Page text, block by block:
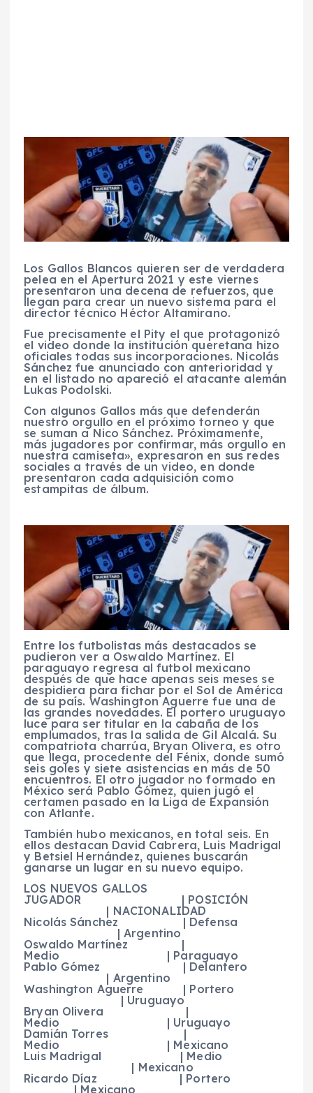
Los Gallos Blancos quieren ser de verdadera
pelea en el Apertura 2021 y este viernes
presentaron una decena de refuerzos, que
llegan para crear un nuevo sistema para el
director técnico Héctor Altamirano.
Fue precisamente el Pity el que protagonizó
el video donde la institución queretana hizo
oficiales todas sus incorporaciones. Nicolás
Sánchez fue anunciado con anterioridad y
en el listado no apareció el atacante alemán
Lukas Podolski.
Con algunos Gallos más que defenderán
nuestro orgullo en el próximo torneo y que
se suman a Nico Sánchez. Próximamente,
más jugadores por confirmar, más orgullo en
nuestra camiseta», expresaron en sus redes
sociales a través de un video, en donde
presentaron cada adquisición como
estampitas de álbum.
Entre los futbolistas más destacados se
pudieron ver a Oswaldo Martínez. El
paraguayo regresa al futbol mexicano
después de que hace apenas seis meses se
despidiera para fichar por el Sol de América
de su país. Washington Aguerre fue una de
las grandes novedades. El portero uruguayo
luce para ser titular en la cabaña de los
emplumados, tras la salida de Gil Alcalá. Su
compatriota charrúa, Bryan Olivera, es otro
que llega, procedente del Fénix, donde sumó
seis goles y siete asistencias en más de 50
encuentros. El otro jugador no formado en
México será Pablo Gómez, quien jugó el
certamen pasado en la Liga de Expansión
con Atlante.
También hubo mexicanos, en total seis. En
ellos destacan David Cabrera, Luis Madrigal
y Betsiel Hernández, quienes buscarán
ganarse un lugar en su nuevo equipo.
LOS NUEVOS GALLOS
JUGADOR | POSICIÓN
| NACIONALIDAD
Nicolás Sánchez | Defensa
| Argentino
Oswaldo Martínez |
Medio | Paraguayo
Pablo Gómez | Delantero
| Argentino
Washington Aguerre | Portero
| Uruguayo
Bryan Olivera |
Medio | Uruguayo
Damián Torres |
Medio | Mexicano
Luis Madrigal | Medio
| Mexicano
Ricardo Díaz | Portero
| Mexicano